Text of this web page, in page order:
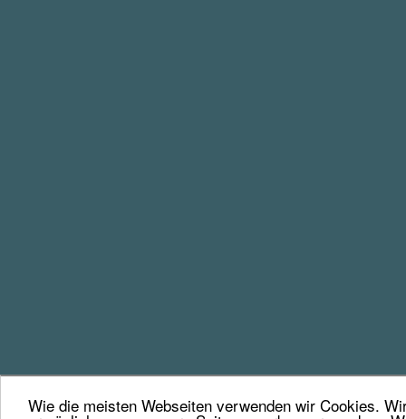
Wie die meisten Webseiten verwenden wir Cookies.